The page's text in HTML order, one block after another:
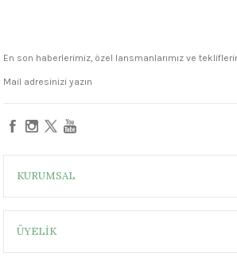
En son haberlerimiz, özel lansmanlarımız ve
KURUMSAL
ÜYELİK